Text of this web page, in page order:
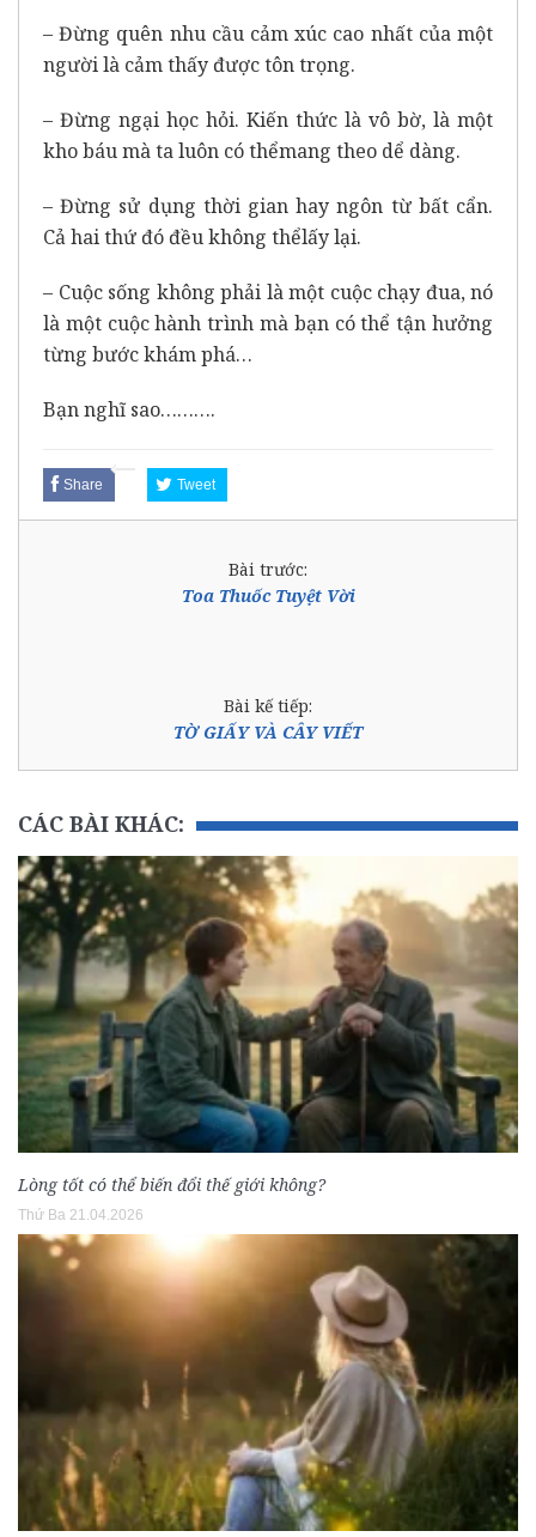
– Đừng quên nhu cầu cảm xúc cao nhất của một
người là cảm thấy được tôn trọng.
– Đừng ngại học hỏi. Kiến thức là vô bờ, là một
kho báu mà ta luôn có thểmang theo dể dàng.
– Đừng sử dụng thời gian hay ngôn từ bất cẩn.
Cả hai thứ đó đều không thểlấy lại.
– Cuộc sống không phải là một cuộc chạy đua, nó
là một cuộc hành trình mà bạn có thể tận hưởng
từng bước khám phá…
Bạn nghĩ sao……….
Share Tweet
Bài trước:
Toa Thuốc Tuyệt Vời
Bài kế tiếp:
TỜ GIẤY VÀ CÂY VIẾT
CÁC BÀI KHÁC:
Lòng tốt có thể biến đổi thế giới không?
Thứ Ba 21.04.2026